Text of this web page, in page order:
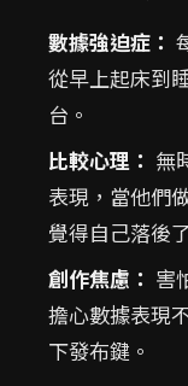
數據強迫症：
從早上起床到
台。
比較心理： 無
表現，當他們
覺得自己落後
創作焦慮： 害
擔心數據表現
下發布鍵。